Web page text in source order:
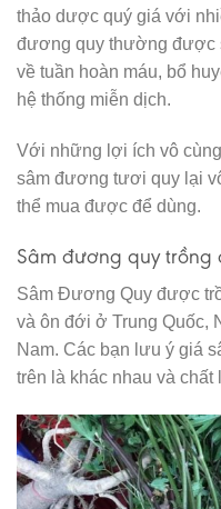
thảo dược quý giá với
đương quy thường được
về tuần hoàn máu, bổ
hệ thống miễn dịch.
Với những lợi ích vô
sâm đương tươi quy lại
thể mua được để dùng.
Sâm đương quy trồng
Sâm Đương Quy được
và ôn đới ở Trung Quốc,
Nam. Các bạn lưu ý giá
trên là khác nhau và